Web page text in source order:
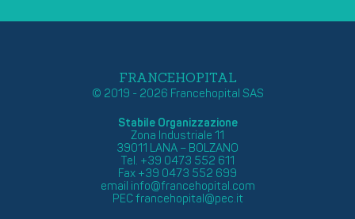
FRANCEHOPITAL
© 2019 - 2026 Francehopital SAS
Stabile Organizzazione
Zona Industriale 11
39011 LANA – BOLZANO
Tel. +39 0473 552 611
Fax +39 0473 552 699
email info@francehopital.com
PECfrancehopital@pec.it